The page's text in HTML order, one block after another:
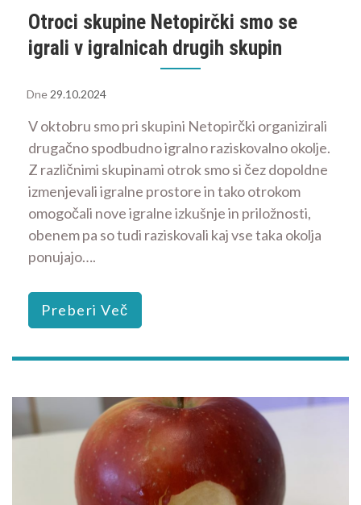
Otroci skupine Netopirčki smo se
igrali v igralnicah drugih skupin
Dne 29.10.2024
V oktobru smo pri skupini Netopirčki organizirali
drugačno spodbudno igralno raziskovalno okolje.
Z različnimi skupinami otrok smo si čez dopoldne
izmenjevali igralne prostore in tako otrokom
omogočali nove igralne izkušnje in priložnosti,
obenem pa so tudi raziskovali kaj vse taka okolja
ponujajo….
Preberi Več